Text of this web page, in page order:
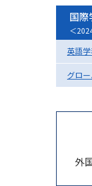
国
＜
英語
グロ
外